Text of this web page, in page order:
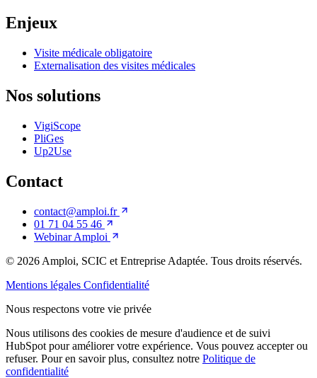
Enjeux
Visite médicale obligatoire
Externalisation des visites médicales
Nos solutions
VigiScope
PliGes
Up2Use
Contact
contact@amploi.fr
01 71 04 55 46
Webinar Amploi
© 2026 Amploi, SCIC et Entreprise Adaptée. Tous droits réservés.
Mentions légales Confidentialité
Nous respectons votre vie privée
Nous utilisons des cookies de mesure d'audience et de suivi
HubSpot pour améliorer votre expérience. Vous pouvez accepter ou
refuser. Pour en savoir plus, consultez notre Politique de
confidentialité